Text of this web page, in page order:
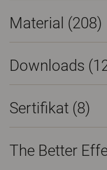
Material (208)
Downloads (
Sertifikat (8)
The Better